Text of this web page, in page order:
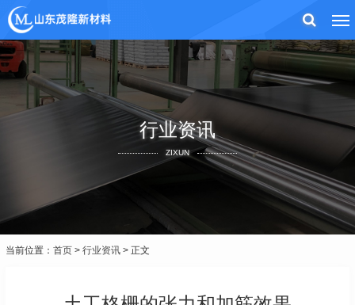
行业资讯
ZIXUN
当前位置： 首页 > 行业资讯 > 正文